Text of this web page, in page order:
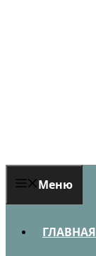
Меню
ГЛАВНАЯ